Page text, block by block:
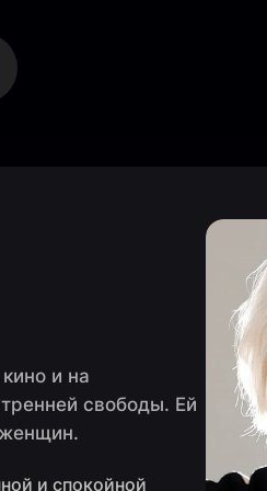
и на
свободы. Ей
и спокойной